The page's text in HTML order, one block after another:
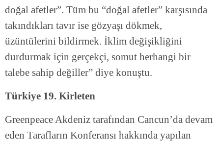
doğal afetler”. Tüm bu “doğal afetler” karşısında
takındıkları tavır ise gözyaşı dökmek,
üzüntülerini bildirmek. İklim değişikliğini
durdurmak için gerçekçi, somut herhangi bir
talebe sahip değiller” diye konuştu.
Türkiye 19. Kirleten
Greenpeace Akdeniz tarafından Cancun’da devam
eden Tarafların Konferansı hakkında yapılan